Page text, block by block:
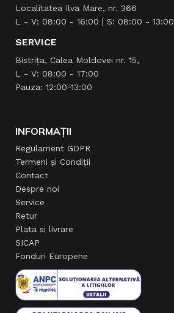
Localitatea Ilva Mare, nr. 366
L - V: 08:00 - 16:00 | S: 08:00 - 13:00
SERVICE
Bistrița, Calea Moldovei nr. 15,
L - V: 08:00 - 17:00
Pauza: 12:00-13:00
INFORMAȚII
Regulament GDPR
Termeni și Condiții
Contact
Despre noi
Service
Retur
Plata si livrare
SICAP
Fonduri Europene